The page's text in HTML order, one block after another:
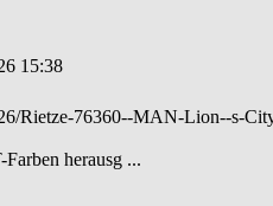
15:38
Rietze-76360--MAN-Lion--s-
herausg ...